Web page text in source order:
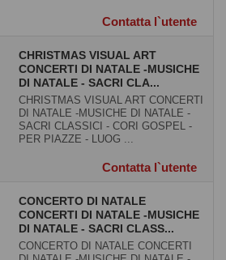
Contatta l`utente
CHRISTMAS VISUAL ART
CONCERTI DI NATALE -MUSICHE
DI NATALE - SACRI CLA...
CHRISTMAS VISUAL ART CONCERTI
DI NATALE -MUSICHE DI NATALE -
SACRI CLASSICI - CORI GOSPEL -
PER PIAZZE - LUOG ...
Contatta l`utente
CONCERTO DI NATALE
CONCERTI DI NATALE -MUSICHE
DI NATALE - SACRI CLASS...
CONCERTO DI NATALE CONCERTI